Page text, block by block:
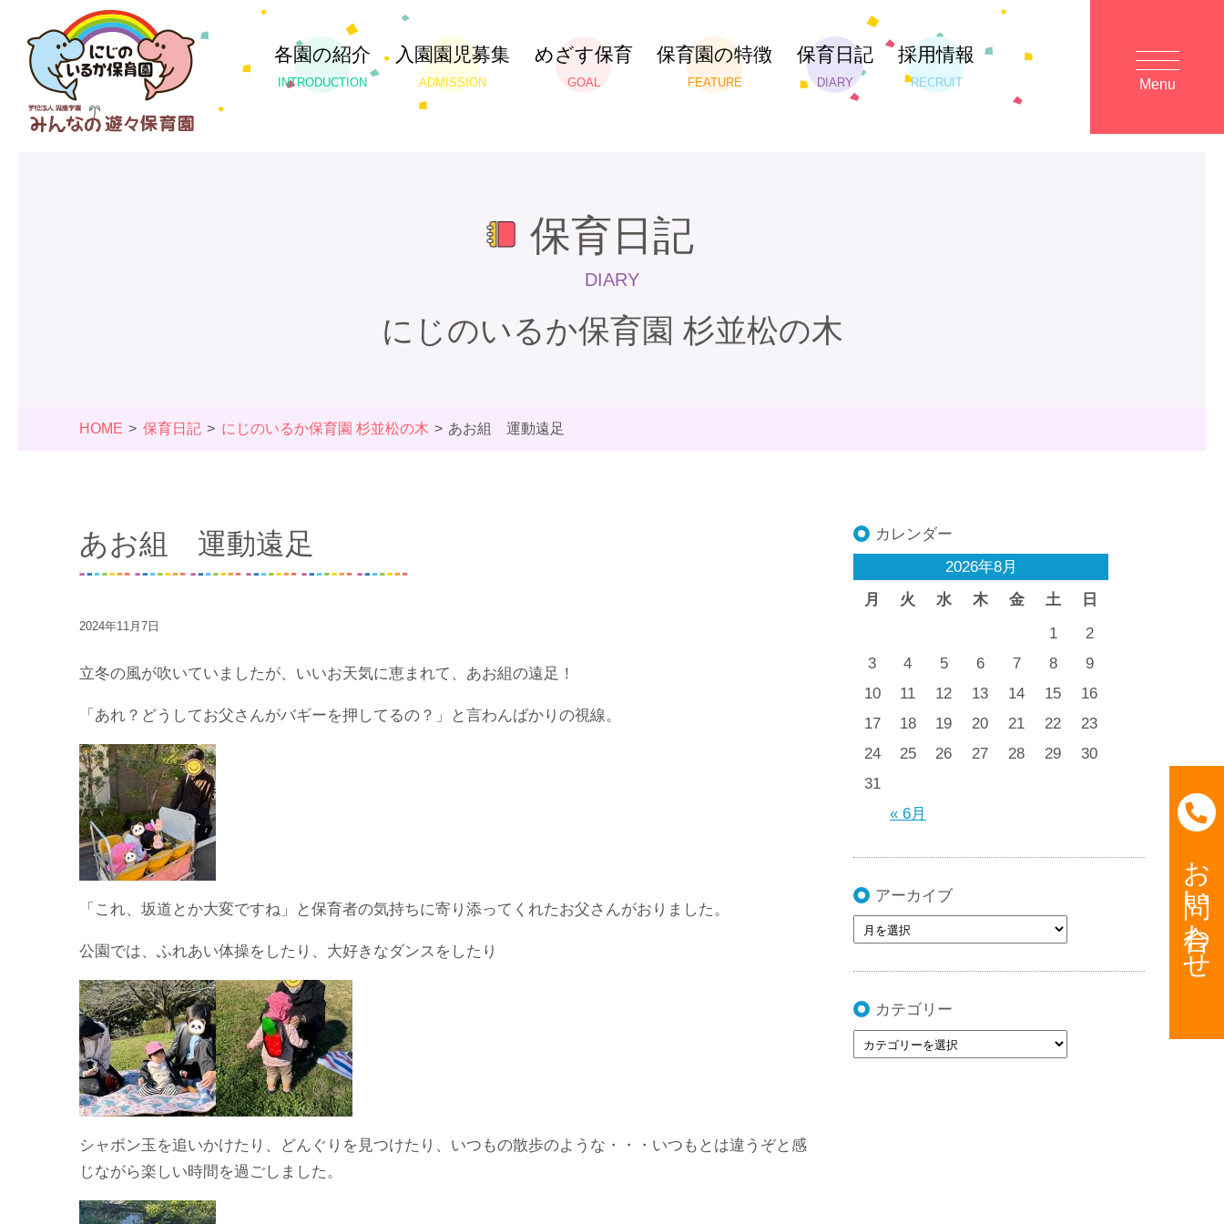
各園の紹介
INTRODUCTION
入園園児募集
ADMISSION
めざす保育
GOAL
保育園の特徴
FEATURE
保育日記
DIARY
採用情報
RECRUIT Menu
保育日記
DIARY
にじのいるか保育園 杉並松の木
HOME 保育日記 にじのいるか保育園 杉並松の木 あお組 運動遠足
あお組 運動遠足
2024年11月7日
立冬の風が吹いていましたが、いいお天気に恵まれて、あお組の遠足！
「あれ？どうしてお父さんがバギーを押してるの？」と言わんばかりの視線。
「これ、坂道とか大変ですね」と保育者の気持ちに寄り添ってくれたお父さんがおりました。
公園では、ふれあい体操をしたり、大好きなダンスをしたり
シャボン玉を追いかけたり、どんぐりを見つけたり、いつもの散歩のような・・・いつもとは違うぞと感
じながら楽しい時間を過ごしました。
カレンダー
2026年8月
月
火 水 木 金 土 日
« 6月
1
2
3
4 5 6 7 8
9
10
11 12 13 14 15
16
17
18 19 20 21 22
23
24
25 26 27 28 29
30
31
アーカイブ
カテゴリー
お問い合わせ